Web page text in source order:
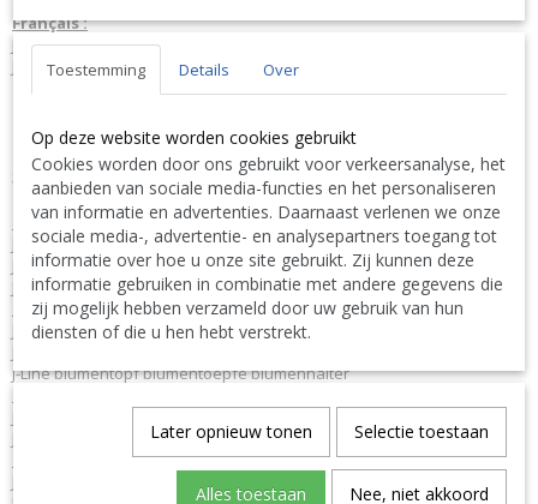
Français :
J-Line by Jolipa Cachepot Rond Ceramique Noir Medium
J-Line cachepots de fleur
||We ship also abroad. Feel free to contact us
auch im Ausland. Bitte kontaktieren Sie uns. TEL: 0032 9 378 24
30 orContact Bcosy 1 CLICK HERE !
English:
J-Line by Jolipa Category: flowerpots flowerpot
J Line Flower Pot Round Ceramic Black Medium
J-Line flowerpots
Deutsch:
J-Line by Jolipa Kategorie: blumentöpfe blumentopf
J-Line blumentopf blumentoepfe blumenhalter
J Line Portavasi Rotondo Ceramica Nero Medium
J-Line by Jolipa Categoría: macetas maceta
Toestemming Details Over
Op deze website worden cookies gebruikt
Cookies worden door ons gebruikt voor verkeersanalyse, het
aanbieden van sociale media-functies en het personaliseren
van informatie en advertenties. Daarnaast verlenen we onze
sociale media-, advertentie- en analysepartners toegang tot
informatie over hoe u onze site gebruikt. Zij kunnen deze
informatie gebruiken in combinatie met andere gegevens die
zij mogelijk hebben verzameld door uw gebruik van hun
diensten of die u hen hebt verstrekt.
Later opnieuw tonen Selectie toestaan
Alles toestaan Nee, niet akkoord